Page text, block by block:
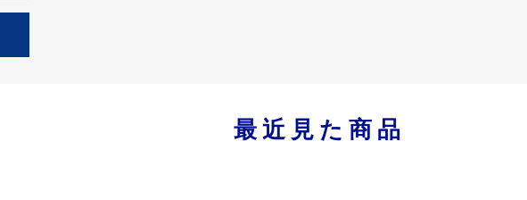
最近見た商品